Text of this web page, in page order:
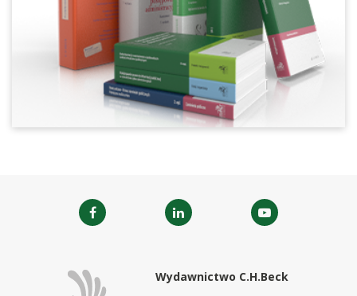
Wydawnictwo C.H.Beck